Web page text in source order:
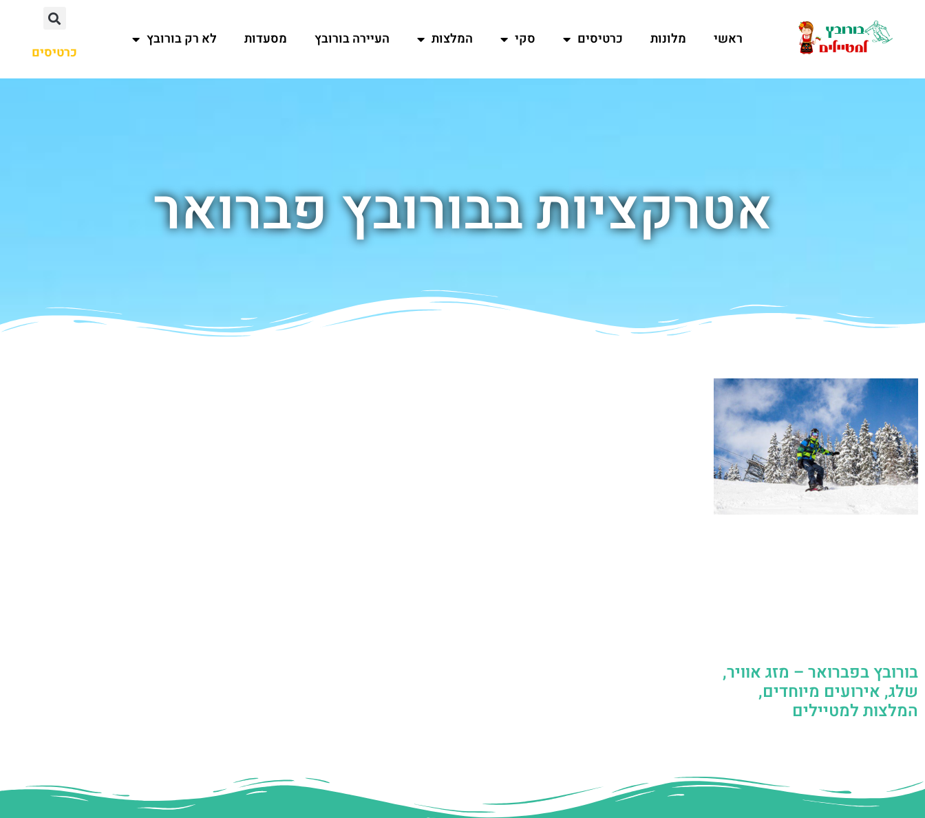
ראשי מלונות כרטיסים סקי המלצות העיירה בורובץ מסעדות לא רק בורובץ
כרטיסים
אטרקציות בבורובץ פברואר
בורובץ בפברואר – מזג אוויר,
שלג, אירועים מיוחדים,
המלצות למטיילים